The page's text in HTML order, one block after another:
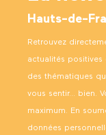
Hauts-de-
Retrouvez
actualités
des thématiques
vous sentir… bien.
maximum. En
données